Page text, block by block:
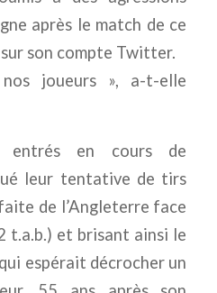
après le match de ce
son compte Twitter.
joueurs », a-t-elle
entrés en cours de
leur tentative de tirs
de l’Angleterre face
t.a.b.) et brisant ainsi le
espérait décrocher un